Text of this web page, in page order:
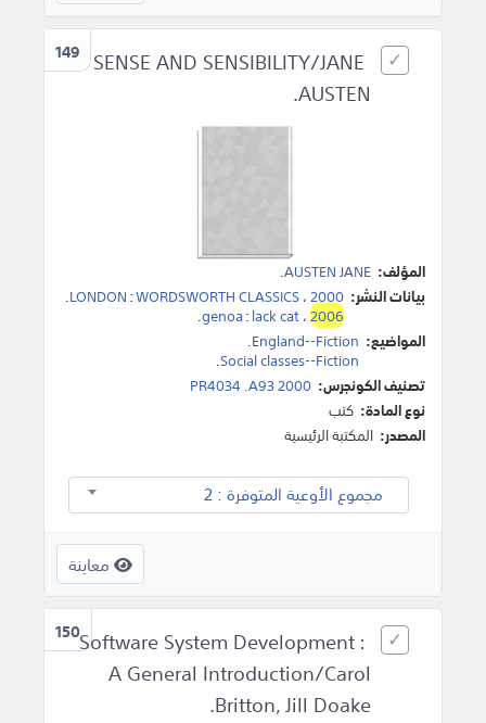
149 SENSE AND SENSIBILITY/JANE
AUSTEN.
المؤلف: AUSTEN JANE
.
بيانات النشر:
LONDON:WORDSWORTH CLASSICS،2000
.
genoa:lack cat،2006
.
المواضيع: England--Fiction
.
Social classes--Fiction
.
تصنيف الكونجرس: PR4034 .A93 2000
نوع المادة: كتب
المصدر: المكتبة الرئيسية
مجموع الأوعية المتوفرة : 2
معاينة
150Software System Development :
A General Introduction/Carol
Britton, Jill Doake.